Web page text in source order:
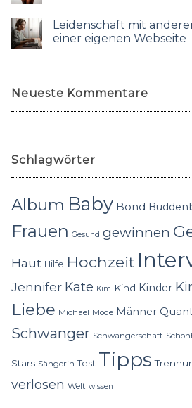
Leidenschaft mit
einer eigenen Webseite
Neueste Kommentare
Schlagwörter
Album Baby Bond
Frauen Gesund gewinnen
Haut Hilfe Hochzeit
Jennifer Kate Kim Kind Kinder
Liebe Michael Mode Männer
Schwanger Schwangerschaft
Stars Sängerin Test Tipps
verlosen Welt wissen